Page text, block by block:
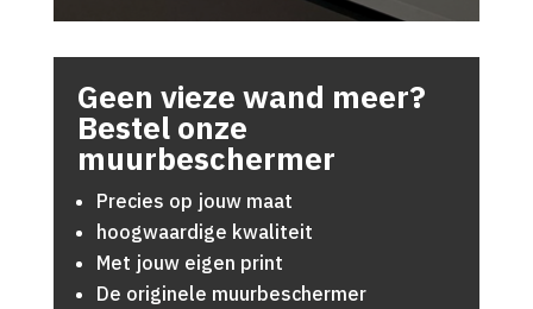
Geen vieze wand meer?
Bestel onze
muurbeschermer
Precies op jouw maat
hoogwaardige kwaliteit
Met jouw eigen print
De originele muurbeschermer